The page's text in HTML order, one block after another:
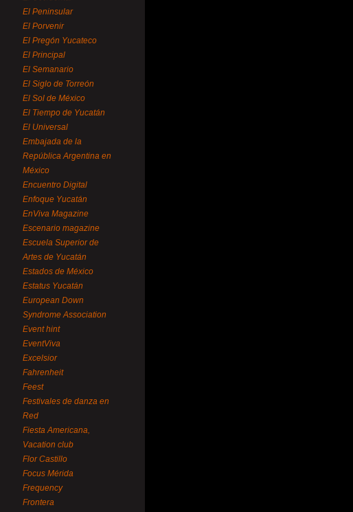
El Peninsular
El Porvenir
El Pregón Yucateco
El Principal
El Semanario
El Siglo de Torreón
El Sol de México
El Tiempo de Yucatán
El Universal
Embajada de la
República Argentina en
México
Encuentro Digital
Enfoque Yucatán
EnViva Magazine
Escenario magazine
Escuela Superior de
Artes de Yucatán
Estados de México
Estatus Yucatán
European Down
Syndrome Association
Event hint
EventViva
Excelsior
Fahrenheit
Feest
Festivales de danza en
Red
Fiesta Americana,
Vacation club
Flor Castillo
Focus Mérida
Frequency
Frontera